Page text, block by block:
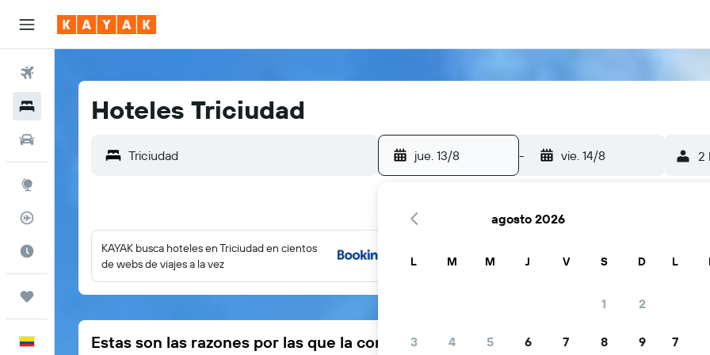
HotelesHoteles Triciudad
jue. 13/8 - vie. 14/8 2
KAYAK busca hoteles en Triciudad en cientos
de webs de viajes a la vez
Estas son las razones por las que la comunidad viajera elige KAYAK
agosto 2026
L M M J V S D
1 2
3 4 5 6 7 8 9
L
7